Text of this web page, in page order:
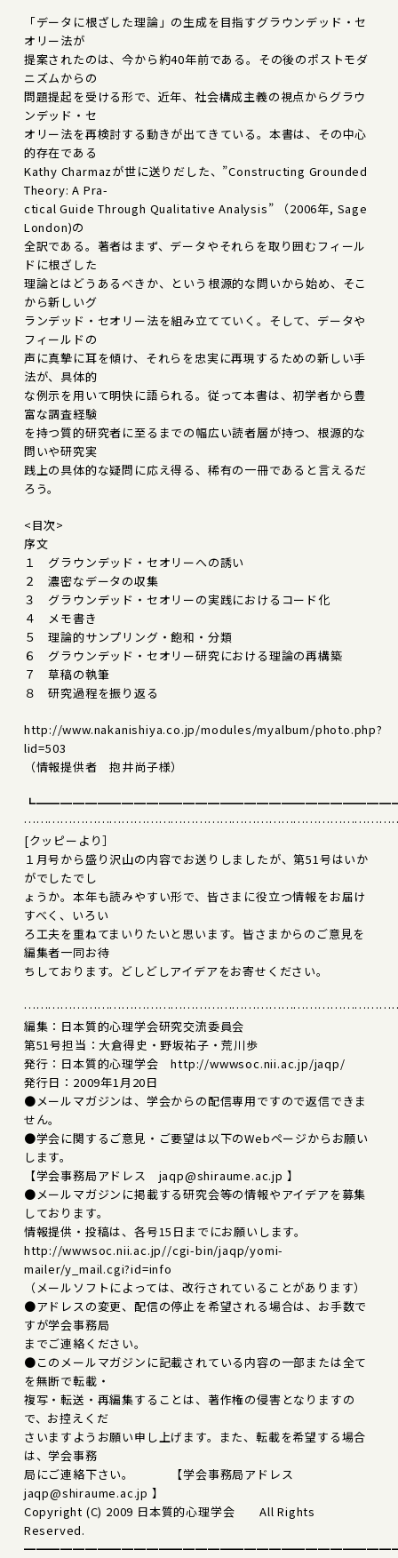
「データに根ざした理論」の生成を目指すグラウンデッド・セ
オリー法が
提案されたのは、今から約40年前である。その後のポストモダ
ニズムからの
問題提起を受ける形で、近年、社会構成主義の視点からグラウ
ンデッド・セ
オリー法を再検討する動きが出てきている。本書は、その中心
的存在である
Kathy Charmazが世に送りだした、”Constructing Grounded
Theory: A Pra-
ctical Guide Through Qualitative Analysis” （2006年, Sage
London)の
全訳である。著者はまず、データやそれらを取り囲むフィール
ドに根ざした
理論とはどうあるべきか、という根源的な問いから始め、そこ
から新しいグ
ランデッド・セオリー法を組み立てていく。そして、データや
フィールドの
声に真摯に耳を傾け、それらを忠実に再現するための新しい手
法が、具体的
な例示を用いて明快に語られる。従って本書は、初学者から豊
富な調査経験
を持つ質的研究者に至るまでの幅広い読者層が持つ、根源的な
問いや研究実
践上の具体的な疑問に応え得る、稀有の一冊であると言えるだ
ろう。
<目次>
序文
１ グラウンデッド・セオリーへの誘い
２ 濃密なデータの収集
３ グラウンデッド・セオリーの実践におけるコード化
４ メモ書き
５ 理論的サンプリング・飽和・分類
６ グラウンデッド・セオリー研究における理論の再構築
７ 草稿の執筆
８ 研究過程を振り返る
http://www.nakanishiya.co.jp/modules/myalbum/photo.php?
lid=503
（情報提供者 抱井尚子様）
[クッピーより］
１月号から盛り沢山の内容でお送りしましたが、第51号はいか
がでしたでし
ょうか。本年も読みやすい形で、皆さまに役立つ情報をお届け
すべく、いろい
ろ工夫を重ねてまいりたいと思います。皆さまからのご意見を
編集者一同お待
ちしております。どしどしアイデアをお寄せください。
編集：日本質的心理学会研究交流委員会
第51号担当：大倉得史・野坂祐子・荒川歩
発行：日本質的心理学会 http://wwwsoc.nii.ac.jp/jaqp/
発行日：2009年1月20日
●メールマガジンは、学会からの配信専用ですので返信できま
せん。
●学会に関するご意見・ご要望は以下のWebページからお願い
します。
【学会事務局アドレス jaqp@shiraume.ac.jp 】
●メールマガジンに掲載する研究会等の情報やアイデアを募集
しております。
情報提供・投稿は、各号15日までにお願いします。
http://wwwsoc.nii.ac.jp//cgi-bin/jaqp/yomi-
mailer/y_mail.cgi?id=info
（メールソフトによっては、改行されていることがあります）
●アドレスの変更、配信の停止を希望される場合は、お手数で
すが学会事務局
までご連絡ください。
●このメールマガジンに記載されている内容の一部または全て
を無断で転載・
複写・転送・再編集することは、著作権の侵害となりますの
で、お控えくだ
さいますようお願い申し上げます。また、転載を希望する場合
は、学会事務
局にご連絡下さい。 【学会事務局アドレス
jaqp@shiraume.ac.jp 】
Copyright (C) 2009 日本質的心理学会 All Rights
Reserved.